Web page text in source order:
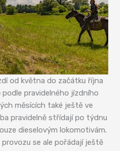
od května do začátku října
pravidelného jízdního
měsících také ještě ve
pravidelně střídají po týdnu
dieselovým lokomotivám.
se ale pořádají ještě